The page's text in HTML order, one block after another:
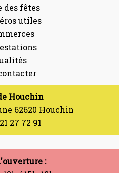
des fêtes
utiles
Houchin
62620 Houchin
27 72 91
: